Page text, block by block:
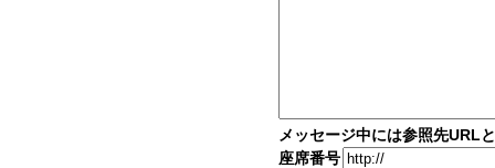
メッセージ中には参照先URL
座席番号